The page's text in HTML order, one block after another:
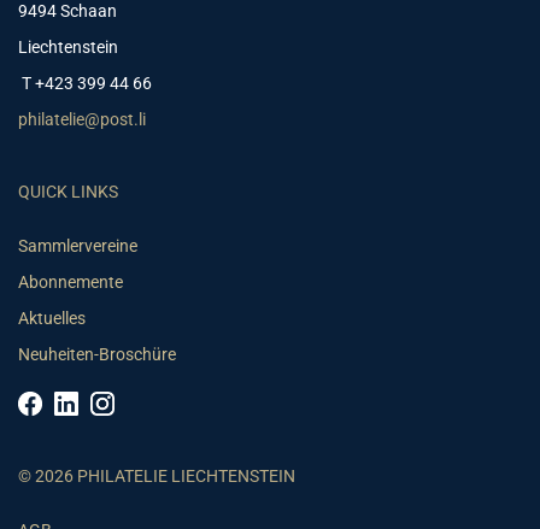
9494 Schaan
Liechtenstein
T +423 399 44 66
philatelie@post.li
QUICK LINKS
Sammlervereine
Abonnemente
Aktuelles
Neuheiten-Broschüre
© 2026 PHILATELIE LIECHTENSTEIN